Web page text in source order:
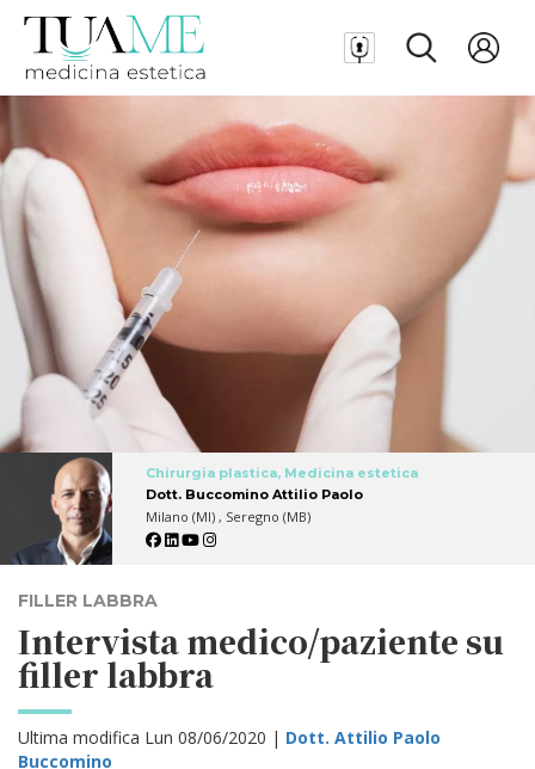
Chirurgia plastica, Medicina estetica
Dott. Buccomino Attilio Paolo
Milano (MI) , Seregno (MB)
FILLER LABBRA
Intervista medico/paziente su
filler labbra
Ultima modifica Lun 08/06/2020 | Dott. Attilio Paolo
Buccomino